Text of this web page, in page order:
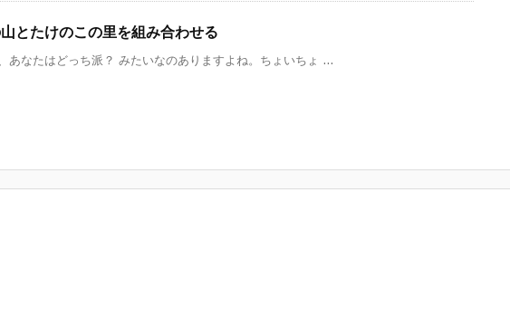
とたけのこの里を組み合わせる
あなたはどっち派？ みたいなのありますよね。ちょいちょ ...